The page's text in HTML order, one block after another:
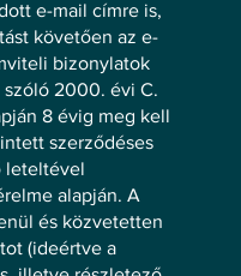
e-mail címre is,
követően az e-
bizonylatok
2000. évi C.
8 évig meg kell
szerződéses
leteltével
alapján. A
és közvetetten
(ideértve a